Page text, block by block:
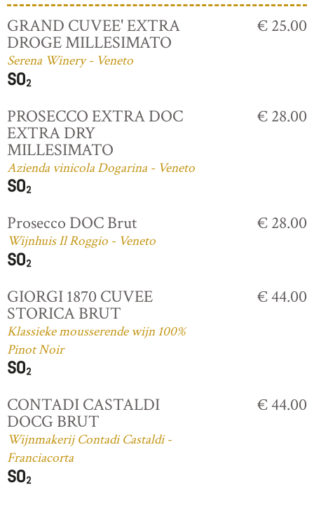
GRAND CUVEE' EXTRA
DROGE MILLESIMATO
Serena Winery - Veneto
€ 25.00
PROSECCO EXTRA DOC
EXTRA DRY
MILLESIMATO
Azienda vinicola Dogarina - Veneto
€ 28.00
Prosecco DOC Brut
Wijnhuis Il Roggio - Veneto
€ 28.00
GIORGI 1870 CUVEE
STORICA BRUT
Klassieke mousserende wijn 100%
Pinot Noir
€ 44.00
CONTADI CASTALDI
DOCG BRUT
Wijnmakerij Contadi Castaldi -
Franciacorta
€ 44.00